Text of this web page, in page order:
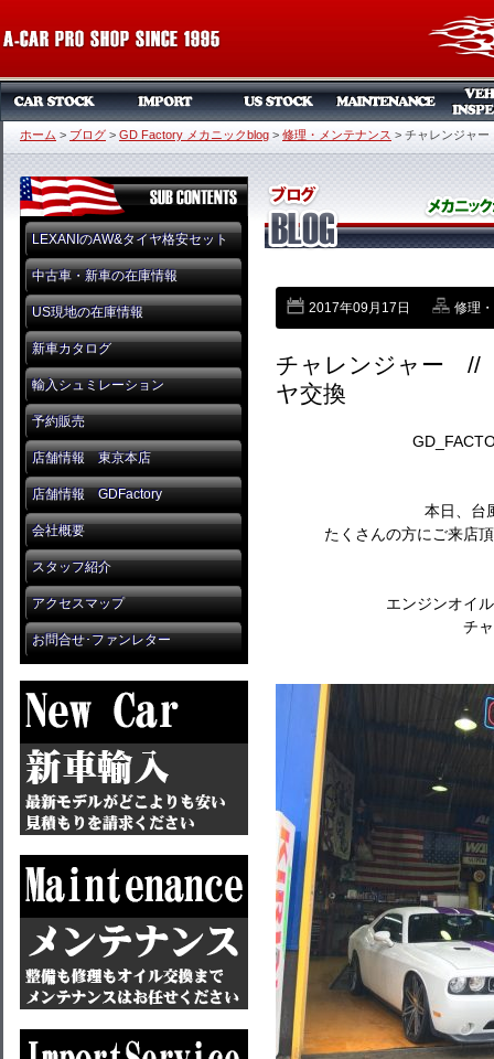
ホーム > ブログ > GD Factory メカニックblog > 修理・メンテナンス > チャレンジャ
LEXANIのAW&タイヤ格安セット
中古車・新車の在庫情報
US現地の在庫情報
新車カタログ
輸入シュミレーション
予約販売
店舗情報 東京本店
店舗情報 GDFactory
会社概要
スタッフ紹介
アクセスマップ
お問合せ･ファンレター
2017年09月17日 修理
チャレンジャー
ヤ交換
本日、台
たくさんの方にご来店
エンジンオイ
チ